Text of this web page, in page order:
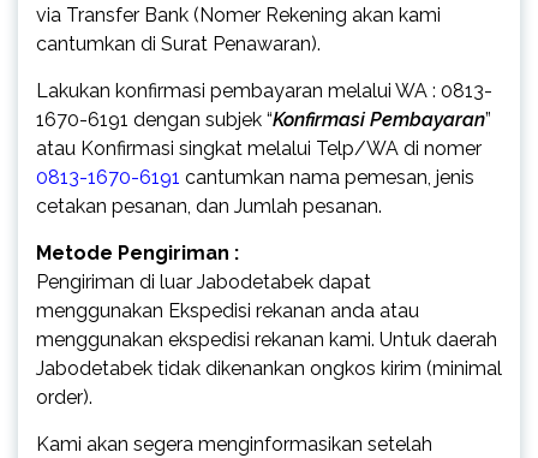
via Transfer Bank (Nomer Rekening akan kami
cantumkan di Surat Penawaran).
Lakukan konfirmasi pembayaran melalui WA : 0813-
1670-6191 dengan subjek “Konfirmasi Pembayaran”
atau Konfirmasi singkat melalui Telp/WA di nomer
0813-1670-6191 cantumkan nama pemesan, jenis
cetakan pesanan, dan Jumlah pesanan.
Metode Pengiriman :
Pengiriman di luar Jabodetabek dapat
menggunakan Ekspedisi rekanan anda atau
menggunakan ekspedisi rekanan kami. Untuk daerah
Jabodetabek tidak dikenankan ongkos kirim (minimal
order).
Kami akan segera menginformasikan setelah